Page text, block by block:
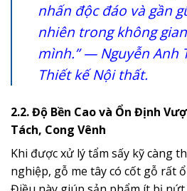
nhấn độc đáo và gần
nhiên trong không
mình.” — Nguyễn Anh
Thiết kế Nội thất.
2.2. Độ Bền Cao và Ổn Định
Tách, Cong Vênh
Khi được xử lý tẩm sấy kỹ càng
nghiệp, gỗ me tây có cốt gỗ rất